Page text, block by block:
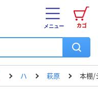
カゴ
メニュー
ハ 萩原 本棚/